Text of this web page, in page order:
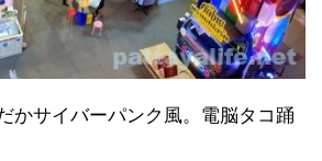
かサイバーパンク風。電脳タコ踊